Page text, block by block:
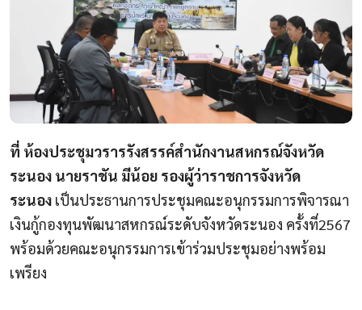
ที่ ห้องประชุมวรารรังสรรค์สำนักงานสหกรณ์จังหวัด
ระนอง นายราชัน มีน้อย รองผู้ว่าราชการจังหวัด
ระนอง เป็นประธานการประชุมคณะอนุกรรมการพิจารณา
เงินกู้กองทุนพัฒนาสหกรณ์ระดับจังหวัดระนอง ครั้งที่2567
พร้อมด้วยคณะอนุกรรมการเข้าร่วมประชุมอย่างพร้อม
เพรียง